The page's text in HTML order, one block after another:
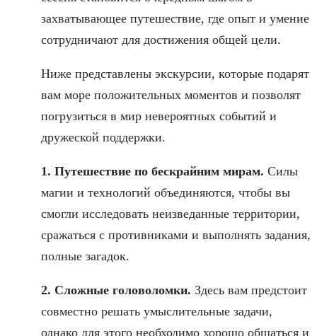
захватывающее путешествие, где опыт и умение
сотрудничают для достижения общей цели.
Ниже представлены экскурсии, которые подарят
вам море положительных моментов и позволят
погрузиться в мир невероятных событий и
дружеской поддержки.
1. Путешествие по бескрайним мирам. Силы
магии и технологий объединяются, чтобы вы
смогли исследовать неизведанные территории,
сражаться с противниками и выполнять задания,
полные загадок.
2. Сложные головоломки. Здесь вам предстоит
совместно решать умыслительные задачи,
однако для этого необходимо хорошо общаться и